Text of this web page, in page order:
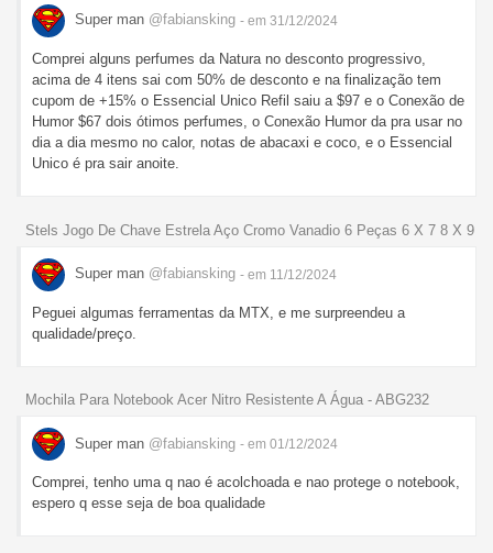
Super man @fabiansking - em 31/12/2024
Comprei alguns perfumes da Natura no desconto progressivo,
acima de 4 itens sai com 50% de desconto e na finalização tem
cupom de +15% o Essencial Unico Refil saiu a $97 e o Conexão de
Humor $67 dois ótimos perfumes, o Conexão Humor da pra usar no
dia a dia mesmo no calor, notas de abacaxi e coco, e o Essencial
Unico é pra sair anoite.
Stels Jogo De Chave Estrela Aço Cromo Vanadio 6 Peças 6 X 7 8 X 9
Super man @fabiansking - em 11/12/2024
Peguei algumas ferramentas da MTX, e me surpreendeu a
qualidade/preço.
Mochila Para Notebook Acer Nitro Resistente A Água - ABG232
Super man @fabiansking - em 01/12/2024
Comprei, tenho uma q nao é acolchoada e nao protege o notebook,
espero q esse seja de boa qualidade